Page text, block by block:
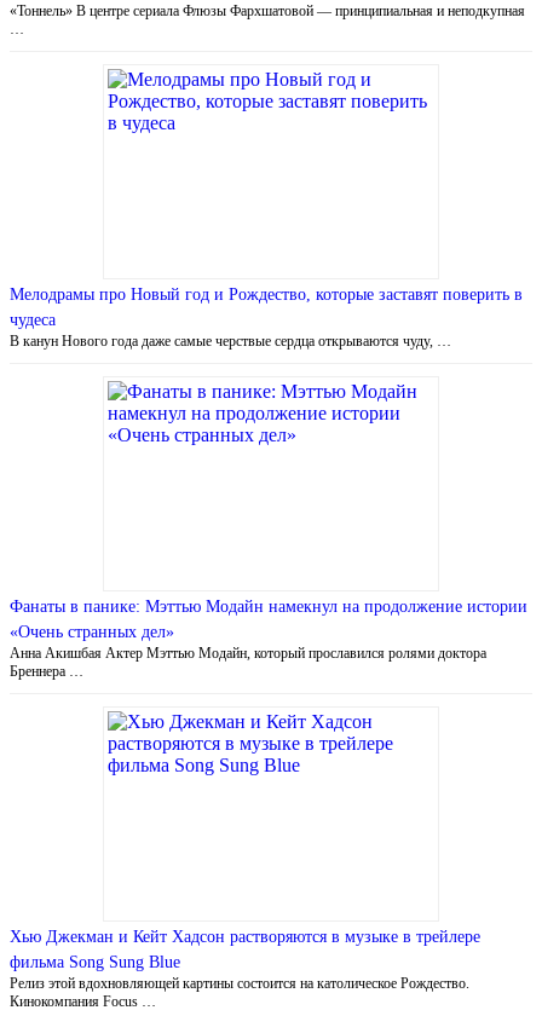
«Тоннель» В центре сериала Флюзы Фархшатовой — принципиальная и неподкупная
Мелодрамы про Новый год и Рождество, которые заставят поверить в
чудеса
В канун Нового года даже самые черствые сердца открываются чуду, …
Фанаты в панике: Мэттью Модайн намекнул на продолжение истории
«Очень странных дел»
Анна Акишбая Актер Мэттью Модайн, который прославился ролями доктора
Бреннера …
Хью Джекман и Кейт Хадсон растворяются в музыке в трейлере
фильма Song Sung Blue
Релиз этой вдохновляющей картины состоится на католическое Рождество.
Кинокомпания Focus …